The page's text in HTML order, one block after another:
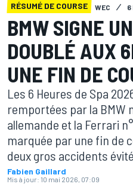
RÉSUMÉ DE COURSE WEC 6
BMW SIGNE
DOUBLÉ AUX
UNE FIN DE
Les 6 Heures de Spa
remportées par la BMW
allemande et la Ferrari
marquée par une fin de
deux gros accidents
Fabien Gaillard
Mis à jour: 10 mai 2026, 07:09